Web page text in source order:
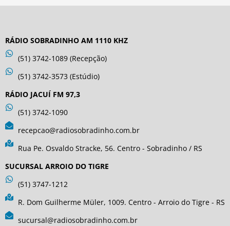
RÁDIO SOBRADINHO AM 1110 KHZ
(51) 3742-1089 (Recepção)
(51) 3742-3573 (Estúdio)
RÁDIO JACUÍ FM 97,3
(51) 3742-1090
recepcao@radiosobradinho.com.br
Rua Pe. Osvaldo Stracke, 56. Centro - Sobradinho / RS
SUCURSAL ARROIO DO TIGRE
(51) 3747-1212
R. Dom Guilherme Müler, 1009. Centro - Arroio do Tigre - RS
sucursal@radiosobradinho.com.br